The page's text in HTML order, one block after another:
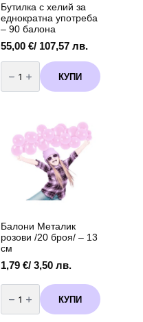
Бутилка с хелий за
еднократна употреба
– 90 балона
55,00 €/ 107,57 лв.
количество
за
Бутилка
с
употреба
балона
КУПИ
Балони Металик
розови /20 броя/ – 13
см
1,79 €/ 3,50 лв.
количество
за
Балони
Металик
КУПИ